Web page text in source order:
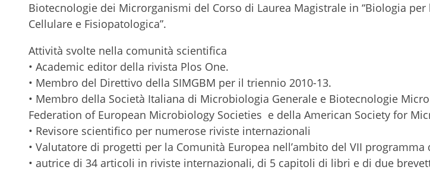
Biotecnologie dei Microrganismi del Corso di Laurea Magistrale in “Biologia per
Cellulare e Fisiopatologica”.
Attività svolte nella comunità scientifica
• Academic editor della rivista Plos One.
• Membro del Direttivo della SIMGBM per il triennio 2010-13.
• Membro della Società Italiana di Microbiologia Generale e Biotecnologie
Federation of European Microbiology Societies e della American Society for
• Revisore scientifico per numerose riviste internazionali
• Valutatore di progetti per la Comunità Europea nell’ambito del VII programma
• autrice di 34 articoli in riviste internazionali, di 5 capitoli di libri e di due